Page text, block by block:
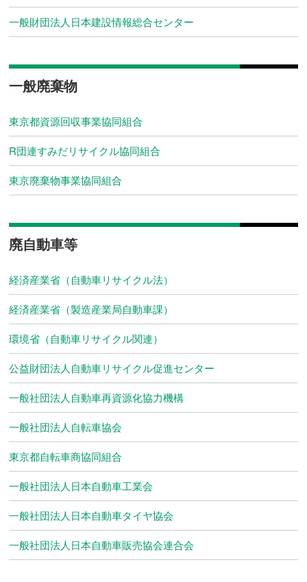
一般財団法人日本建設情報総合センター
一般廃棄物
東京都資源回収事業協同組合
R団連すみだリサイクル協同組合
東京廃棄物事業協同組合
廃自動車等
経済産業省（自動車リサイクル法）
経済産業省（製造産業局自動車課）
環境省（自動車リサイクル関連）
公益財団法人自動車リサイクル促進センター
一般社団法人自動車再資源化協力機構
一般社団法人自転車協会
東京都自転車商協同組合
一般社団法人日本自動車工業会
一般社団法人日本自動車タイヤ協会
一般社団法人日本自動車販売協会連合会